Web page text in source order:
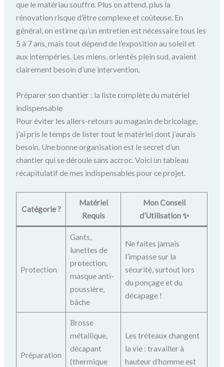
que le matériau souffre. Plus on attend, plus la
rénovation risque d’être complexe et coûteuse. En
général, on estime qu’un entretien est nécessaire tous les
5 à 7 ans, mais tout dépend de l’exposition au soleil et
aux intempéries. Les miens, orientés plein sud, avaient
clairement besoin d’une intervention.
Préparer son chantier : la liste complète du matériel
indispensable
Pour éviter les allers-retours au magasin de bricolage,
j’ai pris le temps de lister tout le matériel dont j’aurais
besoin. Une bonne organisation est le secret d’un
chantier qui se déroule sans accroc. Voici un tableau
récapitulatif de mes indispensables pour ce projet.
Catégorie ?️
Matériel
Requis
Mon Conseil
d’Utilisation ✨
Protection
Gants,
lunettes de
protection,
masque anti-
poussière,
bâche
Ne faites jamais
l’impasse sur la
sécurité, surtout lors
du ponçage et du
décapage !
Préparation
Brosse
métallique,
décapant
(thermique
Les tréteaux changent
la vie : travailler à
hauteur d’homme est